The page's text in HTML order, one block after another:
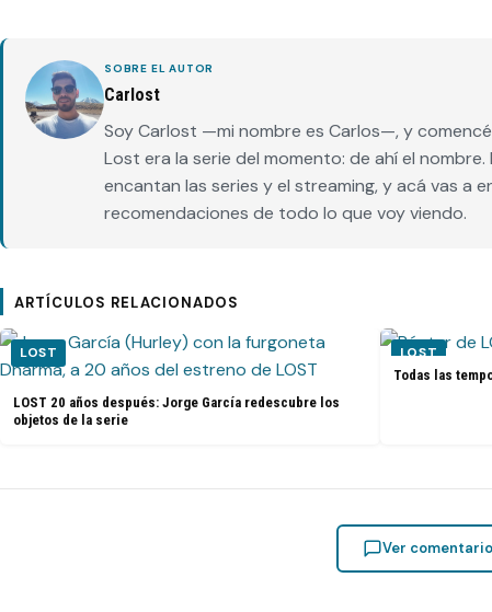
SOBRE EL AUTOR
Carlost
Soy Carlost —mi nombre es Carlos—, y
Lost era la serie del momento: de ahí el
encantan las series y el streaming, y acá vas a
recomendaciones de todo lo que voy viendo.
ARTÍCULOS RELACIONADOS
LOST
LOST 20 años después: Jorge García redescubre los
objetos de la serie
LOST
Todas las
Ver